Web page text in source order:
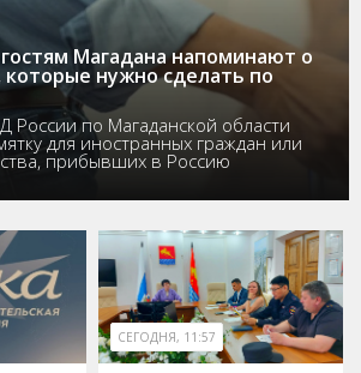
Магадана напоминают о
которые нужно сделать по
России по Магаданской области
для иностранных граждан или
прибывших в Россию
СЕГОДНЯ, 11:57